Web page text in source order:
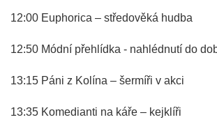
12:00 Euphorica – středověká hudba
12:50 Módní přehlídka - nahlédnutí do
13:15 Páni z Kolína – šermíři v akci
13:35 Komedianti na káře – kejklíři